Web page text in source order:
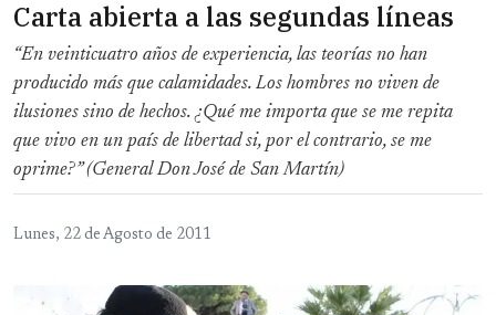
Carta abierta a las segundas líneas
“En veinticuatro años de experiencia, las teorías no han
producido más que calamidades. Los hombres no viven de
ilusiones sino de hechos. ¿Qué me importa que se me repita
que vivo en un país de libertad si, por el contrario, se me
oprime?” (General Don José de San Martín)
Lunes, 22 de Agosto de 2011